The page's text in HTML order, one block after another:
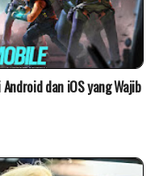
dan iOS yang Wajib